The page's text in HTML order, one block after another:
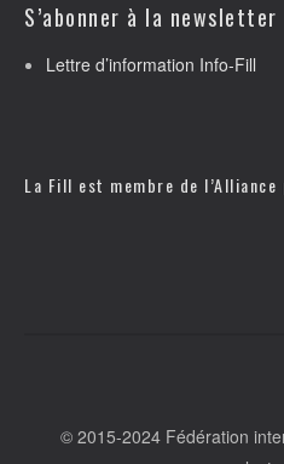
S’abonner à la newsletter
Lettre d’information Info-Fill
La Fill est membre de l’Alliance
© 2015-2024 Fédération